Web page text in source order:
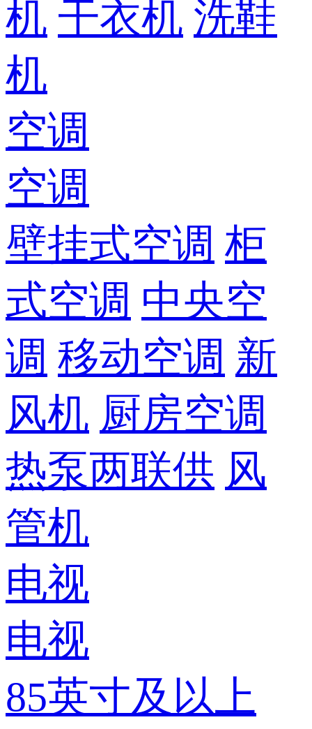
机 干衣机 洗鞋
机
空调
空调
壁挂式空调 柜
式空调 中央空
调 移动空调 新
风机 厨房空调
热泵两联供 风
管机
电视
电视
85英寸及以上